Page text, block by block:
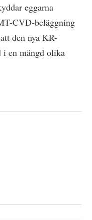
eggarna
CVD-beläggning
den nya KR-
i en mängd olika